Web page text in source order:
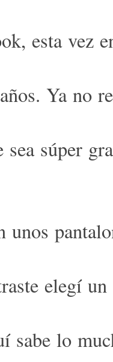
esta vez
Ya no
sea súper
unos
elegí
sabe lo